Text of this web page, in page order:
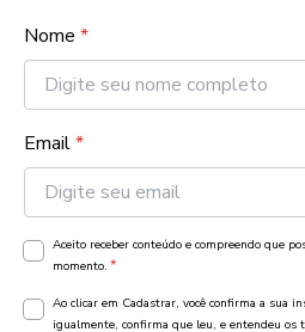
Nome *
Email*
Aceito receber conteúdo e compreendo que
momento. *
Ao clicar em Cadastrar, você confirma a sua
igualmente, confirma que leu, e entendeu os